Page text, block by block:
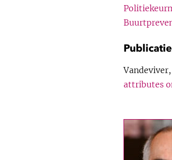
Vandeviver,
attributes